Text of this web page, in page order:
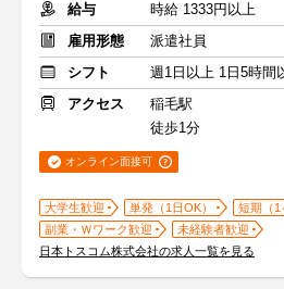
給与
時給 1333円以上
雇用形態
派遣社員
シフト
週1日以上 1日5時間
アクセス
稲毛駅
徒歩1分
オンライン面接可
大学生歓迎 単発（1日OK）
短期（1
副業・Ｗワーク歓迎
未経験者歓迎
日本トスコム株式会社の求人一覧を見る